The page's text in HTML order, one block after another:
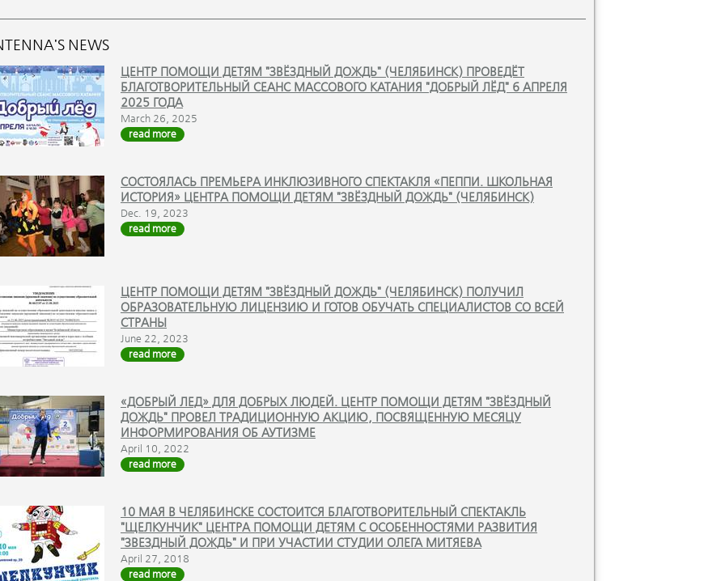
NEWS
ЦЕНТР ПОМОЩИ ДЕТЯМ "ЗВЁЗДНЫЙ ДОЖДЬ" (ЧЕЛЯБИНСК) ПРОВЕДЁТ
БЛАГОТВОРИТЕЛЬНЫЙ СЕАНС МАССОВОГО КАТАНИЯ "ДОБРЫЙ ЛЁД" 6 АПРЕЛЯ
2025 ГОДА
March 26, 2025
read more
СОСТОЯЛАСЬ ПРЕМЬЕРА ИНКЛЮЗИВНОГО СПЕКТАКЛЯ «ПЕППИ. ШКОЛЬНАЯ
ИСТОРИЯ» ЦЕНТРА ПОМОЩИ ДЕТЯМ "ЗВЁЗДНЫЙ ДОЖДЬ" (ЧЕЛЯБИНСК)
Dec. 19, 2023
read more
ЦЕНТР ПОМОЩИ ДЕТЯМ "ЗВЁЗДНЫЙ ДОЖДЬ" (ЧЕЛЯБИНСК) ПОЛУЧИЛ
ОБРАЗОВАТЕЛЬНУЮ ЛИЦЕНЗИЮ И ГОТОВ ОБУЧАТЬ СПЕЦИАЛИСТОВ СО ВСЕЙ
СТРАНЫ
June 22, 2023
read more
«ДОБРЫЙ ЛЕД» ДЛЯ ДОБРЫХ ЛЮДЕЙ. ЦЕНТР ПОМОЩИ ДЕТЯМ "ЗВЁЗДНЫЙ
ДОЖДЬ" ПРОВЕЛ ТРАДИЦИОННУЮ АКЦИЮ, ПОСВЯЩЕННУЮ МЕСЯЦУ
ИНФОРМИРОВАНИЯ ОБ АУТИЗМЕ
April 10, 2022
read more
10 МАЯ В ЧЕЛЯБИНСКЕ СОСТОИТСЯ БЛАГОТВОРИТЕЛЬНЫЙ СПЕКТАКЛЬ
"ЩЕЛКУНЧИК" ЦЕНТРА ПОМОЩИ ДЕТЯМ С ОСОБЕННОСТЯМИ РАЗВИТИЯ
"ЗВЕЗДНЫЙ ДОЖДЬ" И ПРИ УЧАСТИИ СТУДИИ ОЛЕГА МИТЯЕВА
April 27, 2018
read more